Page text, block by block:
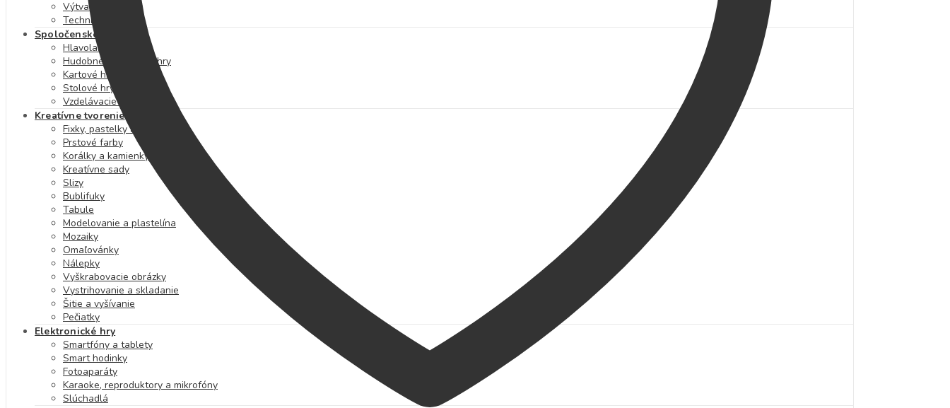
Výtvarná výchova
Technika
Spoločenské hry
Hlavolamy
Hudobné a výtvarné hry
Kartové hry
Stolové hry
Vzdelávacie hry
Kreatívne tvorenie
Fixky, pastelky a farby
Prstové farby
Korálky a kamienky
Kreatívne sady
Slizy
Bublifuky
Tabule
Modelovanie a plastelína
Mozaiky
Omaľovánky
Nálepky
Vyškrabovacie obrázky
Vystrihovanie a skladanie
Šitie a vyšívanie
Pečiatky
Elektronické hry
Smartfóny a tablety
Smart hodinky
Fotoaparáty
Karaoke, reproduktory a mikrofóny
Slúchadlá